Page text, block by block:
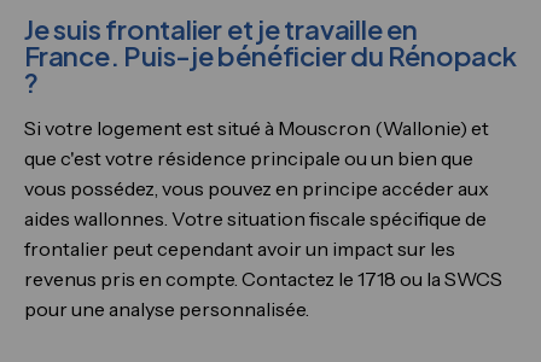
Je suis frontalier et je travaille en
France. Puis-je bénéficier du Rénopack
?
Si votre logement est situé à Mouscron (Wallonie) et
que c'est votre résidence principale ou un bien que
vous possédez, vous pouvez en principe accéder aux
aides wallonnes. Votre situation fiscale spécifique de
frontalier peut cependant avoir un impact sur les
revenus pris en compte. Contactez le 1718 ou la SWCS
pour une analyse personnalisée.